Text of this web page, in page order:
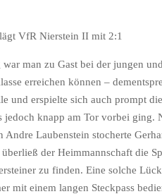
VfR Nierstein II mit 2:1
war man zu Gast bei der jungen
erreichen können –
und erspielte sich auch prompt
jedoch knapp am Tor vorbei
Andre Laubenstein stocherte
der Heimmannschaft die
zu finden. Eine solche
mit einem langen Steckpass